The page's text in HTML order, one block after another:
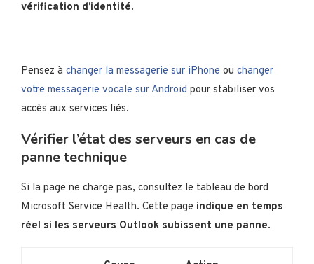
vérification d’identité.
Pensez à changer la messagerie sur iPhone ou changer
votre messagerie vocale sur Android pour stabiliser vos
accès aux services liés.
Vérifier l’état des serveurs en cas de
panne technique
Si la page ne charge pas, consultez le tableau de bord
Microsoft Service Health. Cette page indique en temps
réel si les serveurs Outlook subissent une panne.